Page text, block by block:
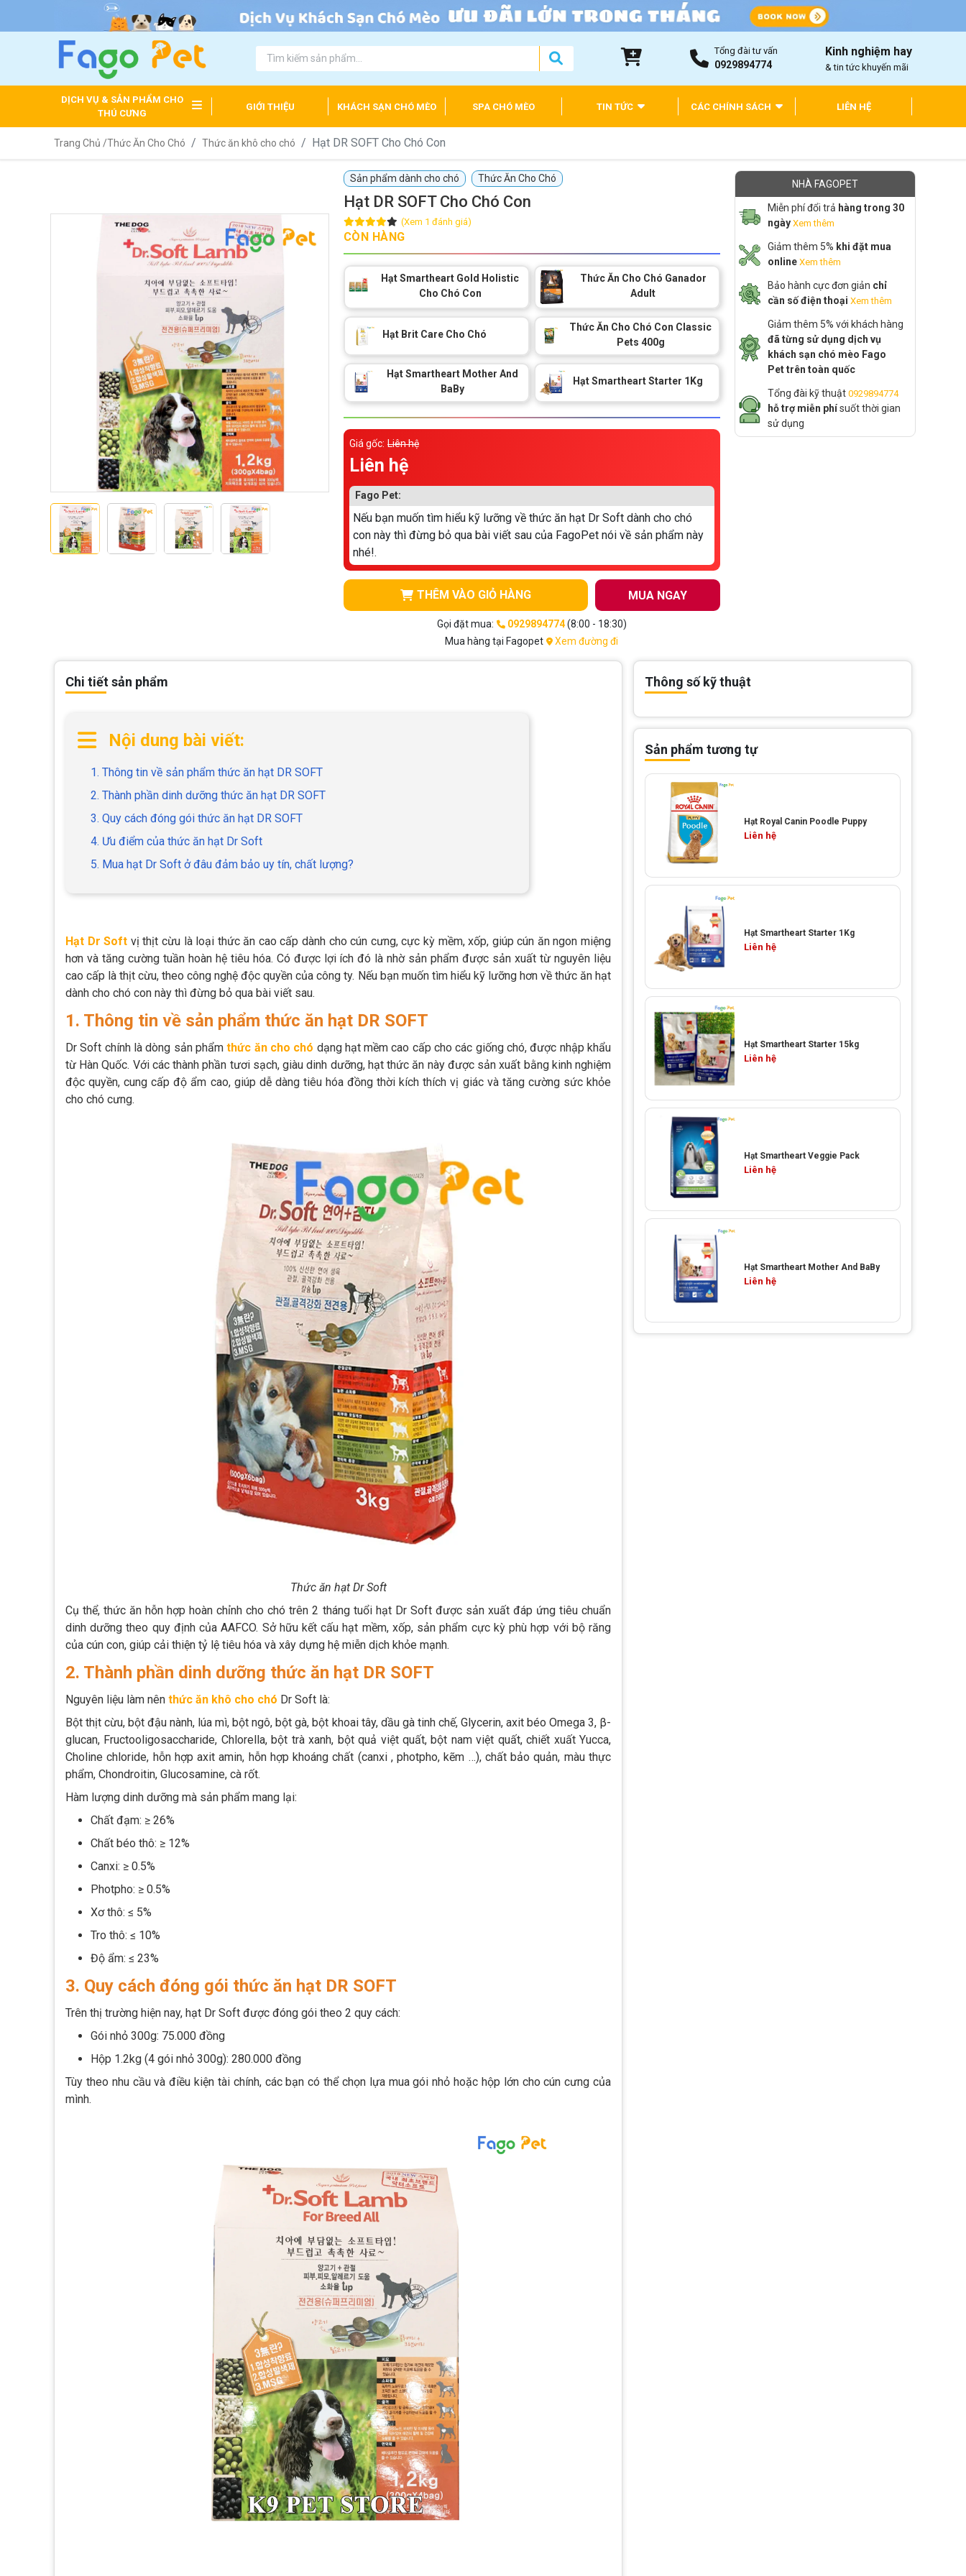
Tổng đài tư vấn
0929894774
Kinh nghiệm hay
& tin tức khuyến mãi
DỊCH VỤ & SẢN PHẨM CHO
THÚ CƯNG
GIỚI THIỆU KHÁCH SẠN CHÓ MÈO SPA CHÓ MÈO TIN TỨC CÁC CHÍNH SÁCH LIÊN HỆ
Trang Chủ /Thức Ăn Cho Chó Thức ăn khô cho chó Hạt DR SOFT Cho Chó Con
Sản phẩm dành cho chó Thức Ăn Cho Chó
Hạt DR SOFT Cho Chó Con
(Xem 1 đánh giá)
CÒN HÀNG
Hạt Smartheart Gold Holistic
Cho Chó Con
Thức Ăn Cho Chó Ganador
Adult
Hạt Brit Care Cho Chó
Thức Ăn Cho Chó Con Classic
Pets 400g
Hạt Smartheart Mother And
BaBy
Hạt Smartheart Starter 1Kg
Giá gốc: Liên hệ
Liên hệ
Fago Pet:
Nếu bạn muốn tìm hiểu kỹ lưỡng về thức ăn hạt Dr Soft dành cho chó
con này thì đừng bỏ qua bài viết sau của FagoPet nói về sản phẩm này
nhé!.
THÊM VÀO GIỎ HÀNG MUA NGAY
Gọi đặt mua: 0929894774(8:00 - 18:30)
Mua hàng tại Fagopet
Xem đường đi
NHÀ FAGOPET
Miễn phí đổi trả hàng trong 30
ngày Xem thêm
Giảm thêm 5% khi đặt mua
online Xem thêm
Bảo hành cực đơn giản chỉ
cần số điện thoại Xem thêm
Giảm thêm 5% với khách hàng
đã từng sử dụng dịch vụ
khách sạn chó mèo Fago
Pet trên toàn quốc
Tổng đài kỹ thuật 0929894774
hỗ trợ miễn phísuốt thời gian
sử dụng
Chi tiết sản phẩm
Nội dung bài viết:
1. Thông tin về sản phẩm thức ăn hạt DR SOFT
2. Thành phần dinh dưỡng thức ăn hạt DR SOFT
3. Quy cách đóng gói thức ăn hạt DR SOFT
4. Ưu điểm của thức ăn hạt Dr Soft
5. Mua hạt Dr Soft ở đâu đảm bảo uy tín, chất lượng?
Hạt Dr Soft vị thịt cừu là loại thức ăn cao cấp dành cho cún cưng, cực kỳ mềm, xốp, giúp cún ăn ngon miệng
hơn và tăng cường tuần hoàn hệ tiêu hóa. Có được lợi ích đó là nhờ sản phẩm được sản xuất từ nguyên liệu
cao cấp là thịt cừu, theo công nghệ độc quyền của công ty. Nếu bạn muốn tìm hiểu kỹ lưỡng hơn về thức ăn hạt
dành cho chó con này thì đừng bỏ qua bài viết sau.
1. Thông tin về sản phẩm thức ăn hạt DR SOFT
Dr Soft chính là dòng sản phẩmthức ăn cho chó dạng hạt mềm cao cấp cho các giống chó, được nhập khẩu
từ Hàn Quốc. Với các thành phần tươi sạch, giàu dinh dưỡng, hạt thức ăn này được sản xuất bằng kinh nghiệm
độc quyền, cung cấp độ ẩm cao, giúp dễ dàng tiêu hóa đồng thời kích thích vị giác và tăng cường sức khỏe
cho chó cưng.
Thức ăn hạt Dr Soft
Cụ thể, thức ăn hỗn hợp hoàn chỉnh cho chó trên 2 tháng tuổi hạt Dr Soft được sản xuất đáp ứng tiêu chuẩn
dinh dưỡng theo quy định của AAFCO. Sở hữu kết cấu hạt mềm, xốp, sản phẩm cực kỳ phù hợp với bộ răng
của cún con, giúp cải thiện tỷ lệ tiêu hóa và xây dựng hệ miễn dịch khỏe mạnh.
2. Thành phần dinh dưỡng thức ăn hạt DR SOFT
Nguyên liệu làm nên thức ăn khô cho chó Dr Soft là:
Bột thịt cừu, bột đậu nành, lúa mì, bột ngô, bột gà, bột khoai tây, dầu gà tinh chế, Glycerin, axit béo Omega 3, β-
glucan, Fructooligosaccharide, Chlorella, bột trà xanh, bột quả việt quất, bột nam việt quất, chiết xuất Yucca,
Choline chloride, hỗn hợp axit amin, hỗn hợp khoáng chất (canxi , photpho, kẽm …), chất bảo quản, màu thực
phẩm, Chondroitin, Glucosamine, cà rốt.
Hàm lượng dinh dưỡng mà sản phẩm mang lại:
Chất đạm: ≥ 26%
Chất béo thô: ≥ 12%
Canxi: ≥ 0.5%
Photpho: ≥ 0.5%
Xơ thô: ≤ 5%
Tro thô: ≤ 10%
Độ ẩm: ≤ 23%
3. Quy cách đóng gói thức ăn hạt DR SOFT
Trên thị trường hiện nay, hạt Dr Soft được đóng gói theo 2 quy cách:
Gói nhỏ 300g: 75.000 đồng
Hộp 1.2kg (4 gói nhỏ 300g): 280.000 đồng
Tùy theo nhu cầu và điều kiện tài chính, các bạn có thể chọn lựa mua gói nhỏ hoặc hộp lớn cho cún cưng của
mình.
Thông số kỹ thuật
Sản phẩm tương tự
Hạt Royal Canin Poodle Puppy
Liên hệ
Hạt Smartheart Starter 1Kg
Liên hệ
Hạt Smartheart Starter 15kg
Liên hệ
Hạt Smartheart Veggie Pack
Liên hệ
Hạt Smartheart Mother And BaBy
Liên hệ